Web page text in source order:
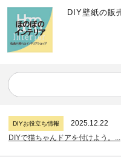
DIY壁紙の販
DIYお役立ち情報
サンゲツリザーブの壁紙について...
糊付け壁紙のポイントについて...
DIYお役立ち情報
2025.12.22
DIYお役立ち情報
2024.7.11
サンゲツリザーブの壁紙について...